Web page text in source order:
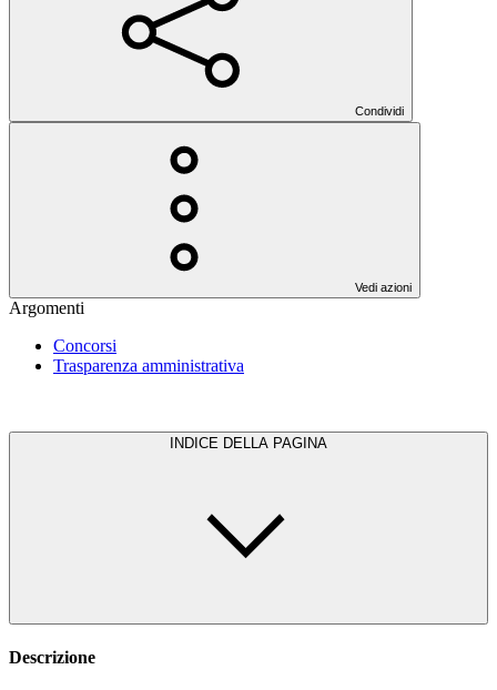
Condividi
Vedi azioni
Argomenti
Concorsi
Trasparenza amministrativa
INDICE DELLA PAGINA
Descrizione